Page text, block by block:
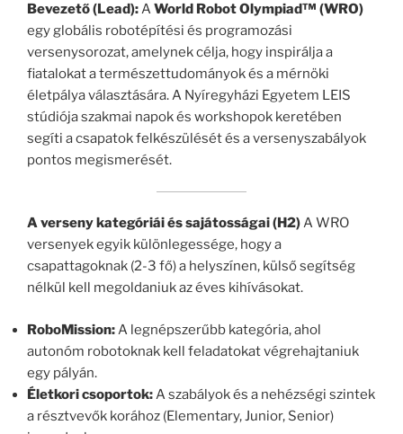
Bevezető (Lead):AWorld Robot Olympiad™ (WRO)
egy globális robotépítési és programozási
versenysorozat, amelynek célja, hogy inspirálja a
fiatalokat a természettudományok és a mérnöki
életpálya választására. A Nyíregyházi Egyetem LEIS
stúdiója szakmai napok és workshopok keretében
segíti a csapatok felkészülését és a versenyszabályok
pontos megismerését.
A verseny kategóriái és sajátosságai (H2)A WRO
versenyek egyik különlegessége, hogy a
csapattagoknak (2-3 fő) a helyszínen, külső segítség
nélkül kell megoldaniuk az éves kihívásokat.
RoboMission:A legnépszerűbb kategória, ahol
autonóm robotoknak kell feladatokat végrehajtaniuk
egy pályán.
Életkori csoportok:A szabályok és a nehézségi szintek
a résztvevők korához (Elementary, Junior, Senior)